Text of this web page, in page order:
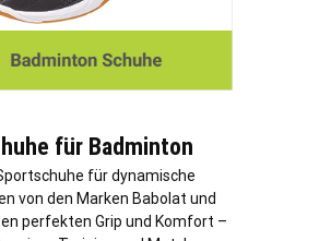
für Badminton
für dynamische
von den Marken Babolat und
perfekten Grip und Komfort –